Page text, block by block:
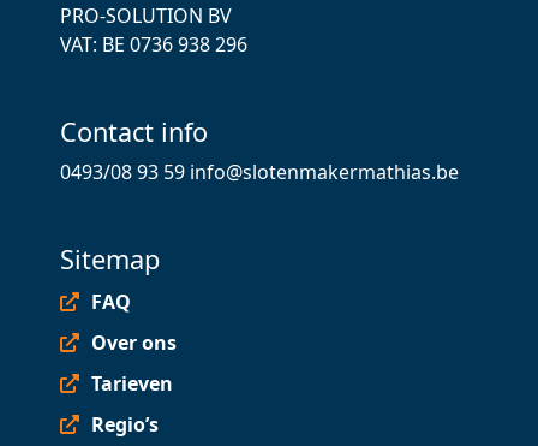
PRO-SOLUTION BV
VAT: ВЕ 0736 938 296
Contact info
0493/08 93 59 info@slotenmakermathias.be
Sitemap
FAQ
Over ons
Tarieven
Regio’s